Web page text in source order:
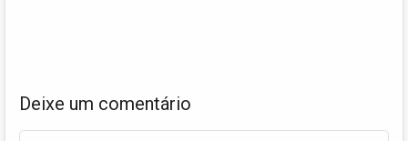
Deixe um comentário